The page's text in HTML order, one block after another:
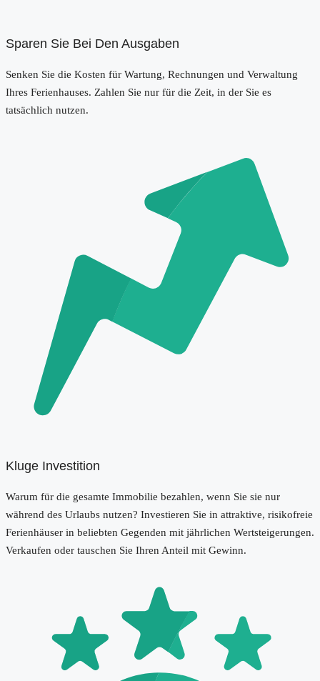
Sparen Sie Bei Den Ausgaben
Senken Sie die Kosten für Wartung, Rechnungen und Verwaltung
Ihres Ferienhauses. Zahlen Sie nur für die Zeit, in der Sie es
tatsächlich nutzen.
Kluge Investition
Warum für die gesamte Immobilie bezahlen, wenn Sie sie nur
während des Urlaubs nutzen? Investieren Sie in attraktive, risikofreie
Ferienhäuser in beliebten Gegenden mit jährlichen Wertsteigerungen.
Verkaufen oder tauschen Sie Ihren Anteil mit Gewinn.